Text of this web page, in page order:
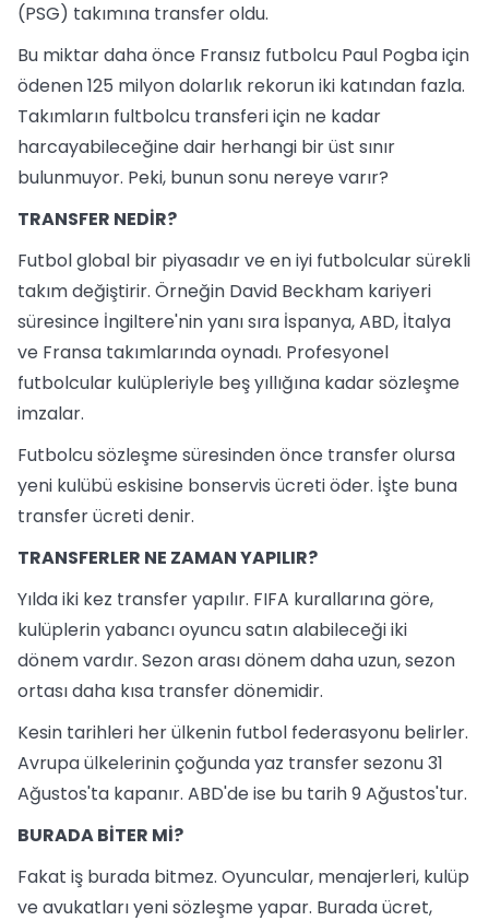
(PSG) takımına transfer oldu.
Bu miktar daha önce Fransız futbolcu Paul Pogba için
ödenen 125 milyon dolarlık rekorun iki katından fazla.
Takımların fultbolcu transferi için ne kadar
harcayabileceğine dair herhangi bir üst sınır
bulunmuyor. Peki, bunun sonu nereye varır?
TRANSFER NEDİR?
Futbol global bir piyasadır ve en iyi futbolcular sürekli
takım değiştirir. Örneğin David Beckham kariyeri
süresince İngiltere'nin yanı sıra İspanya, ABD, İtalya
ve Fransa takımlarında oynadı. Profesyonel
futbolcular kulüpleriyle beş yıllığına kadar sözleşme
imzalar.
Futbolcu sözleşme süresinden önce transfer olursa
yeni kulübü eskisine bonservis ücreti öder. İşte buna
transfer ücreti denir.
TRANSFERLER NE ZAMAN YAPILIR?
Yılda iki kez transfer yapılır. FIFA kurallarına göre,
kulüplerin yabancı oyuncu satın alabileceği iki
dönem vardır. Sezon arası dönem daha uzun, sezon
ortası daha kısa transfer dönemidir.
Kesin tarihleri her ülkenin futbol federasyonu belirler.
Avrupa ülkelerinin çoğunda yaz transfer sezonu 31
Ağustos'ta kapanır. ABD'de ise bu tarih 9 Ağustos'tur.
BURADA BİTER Mİ?
Fakat iş burada bitmez. Oyuncular, menajerleri, kulüp
ve avukatları yeni sözleşme yapar. Burada ücret,